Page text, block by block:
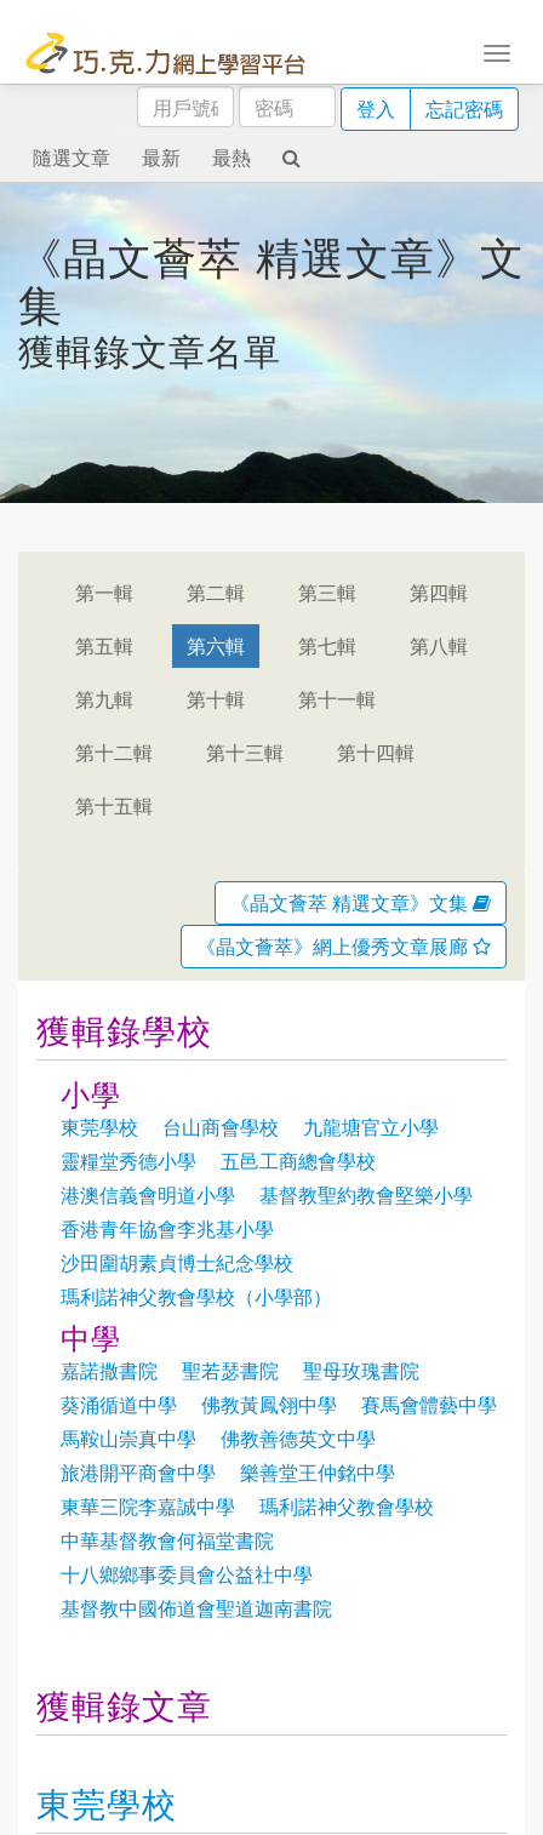
用
戶
號
碼
密
碼
登入
忘記密碼
隨選文章
最新 最熱
《晶文薈萃 精選文章》文
集
獲輯錄文章名單
第一輯 第二輯 第三輯
第四輯
第五輯
第六輯 第七輯
第八輯
第九輯
第十輯
第十一輯
第十二輯
第十三輯
第十四輯
第十五輯
《晶文薈萃 精選文章》文集
《晶文薈萃》網上優秀文章展廊
獲輯錄學校
小學
東莞學校 台山商會學校
九龍塘官立小學
靈糧堂秀德小學
五邑工商總會學校
港澳信義會明道小學
基督教聖約教會堅樂小學
香港青年協會李兆基小學
沙田圍胡素貞博士紀念學校
瑪利諾神父教會學校（小學部）
中學
嘉諾撒書院 聖若瑟書院
聖母玫瑰書院
葵涌循道中學
佛教黃鳳翎中學
賽馬會體藝中學
馬鞍山崇真中學
佛教善德英文中學
旅港開平商會中學
樂善堂王仲銘中學
東華三院李嘉誠中學
瑪利諾神父教會學校
中華基督教會何福堂書院
十八鄉鄉事委員會公益社中學
基督教中國佈道會聖道迦南書院
獲輯錄文章
東莞學校